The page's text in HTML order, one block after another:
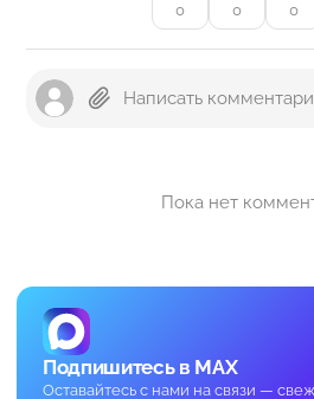
0 0 0
Пока нет
Подпишитесь в MAX
Оставайтесь с нами на связи —